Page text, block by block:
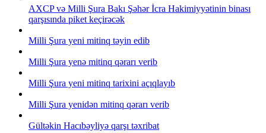
AXCP və Milli Şura Bakı Şəhər İcra Hakimiyyətinin binası
qarşısında piket keçirəcək
Milli Şura yeni mitinq təyin edib
Milli Şura yenə mitinq qərarı verib
Milli Şura yeni mitinq tarixini açıqlayıb
Milli Şura yenidən mitinq qərarı verib
Gültəkin Hacıbəyliyə qarşı təxribat